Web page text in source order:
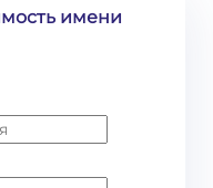
имени